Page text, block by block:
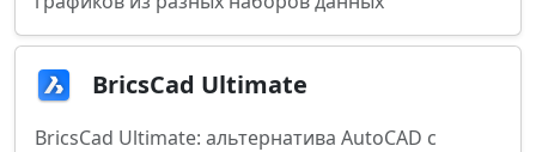
BricsCad Ultimate
BricsCad Ultimate: альтернатива AutoCAD с